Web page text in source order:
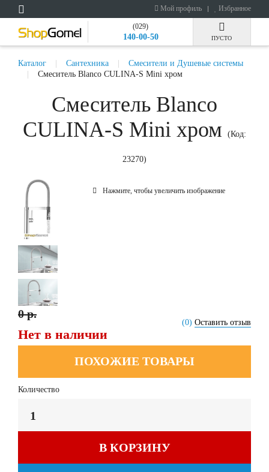
Мой профиль Избранное
(029)
140-00-50 ПУСТО
Каталог Сантехника
Смесители и Душевые системы
Смеситель Blanco CULINA-S Mini хром
Смеситель Blanco
CULINA-S Mini хром
(Код:
23270)
Нажмите, чтобы увеличить изображение
(0) Оставить отзыв
0 р.
Нет в наличии
ПОХОЖИЕ ТОВАРЫ
Количество
В КОРЗИНУ